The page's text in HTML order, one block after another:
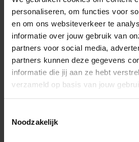
personaliseren, om functies voor
en om ons websiteverkeer te
informatie over jouw gebruik van
partners voor social media,
partners kunnen deze gegevens
informatie die jij aan ze hebt
verzameld op basis van jouw
Noodzakelijk
Duurzaamheid
Coördinatie van
treinverkeer
Meer over: